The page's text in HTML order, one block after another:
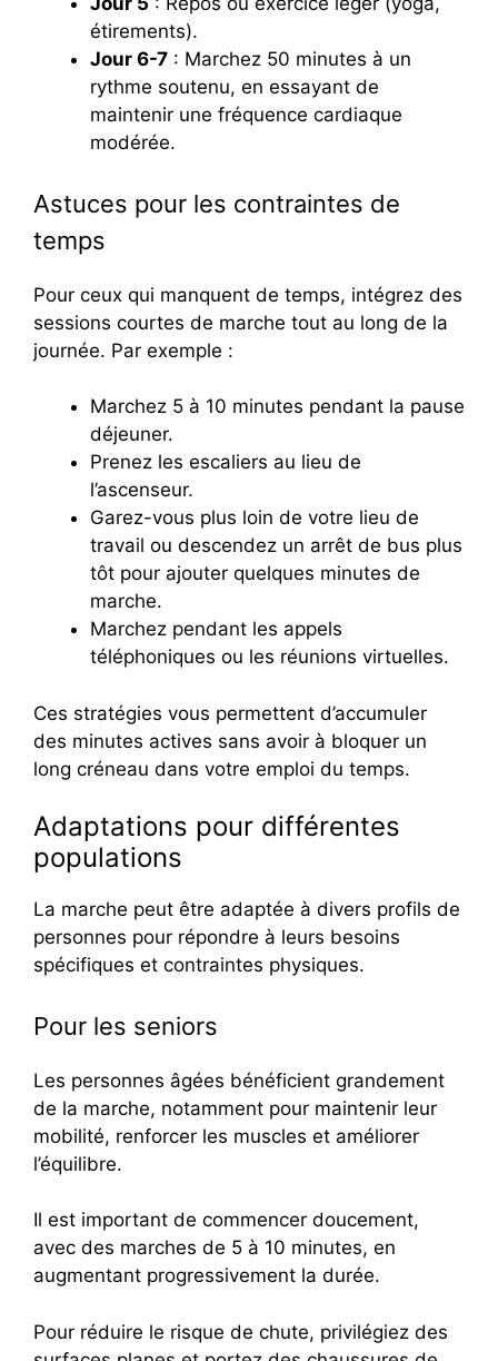
étirements).
Jour 6-7 : Marchez 50 minutes à un
rythme soutenu, en essayant de
maintenir une fréquence cardiaque
modérée.
Astuces pour les contraintes de
temps
Pour ceux qui manquent de temps, intégrez des
sessions courtes de marche tout au long de la
journée. Par exemple :
Marchez 5 à 10 minutes pendant la pause
déjeuner.
Prenez les escaliers au lieu de
l’ascenseur.
Garez-vous plus loin de votre lieu de
travail ou descendez un arrêt de bus plus
tôt pour ajouter quelques minutes de
marche.
Marchez pendant les appels
téléphoniques ou les réunions virtuelles.
Ces stratégies vous permettent d’accumuler
des minutes actives sans avoir à bloquer un
long créneau dans votre emploi du temps.
Adaptations pour différentes
populations
La marche peut être adaptée à divers profils de
personnes pour répondre à leurs besoins
spécifiques et contraintes physiques.
Pour les seniors
Les personnes âgées bénéficient grandement
de la marche, notamment pour maintenir leur
mobilité, renforcer les muscles et améliorer
l’équilibre.
Il est important de commencer doucement,
avec des marches de 5 à 10 minutes, en
augmentant progressivement la durée.
Pour réduire le risque de chute, privilégiez des